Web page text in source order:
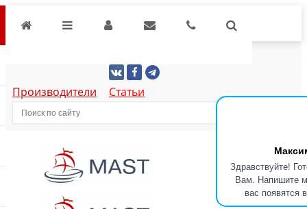
Здравствуйте!
Вам. Напишите
вас появятся
Производители Статьи